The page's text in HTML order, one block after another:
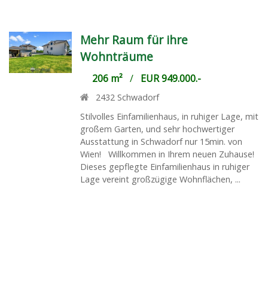
Mehr Raum für ihre
Wohnträume
206 m²/ EUR 949.000.-
2432 Schwadorf
Stilvolles Einfamilienhaus, in ruhiger Lage, mit
großem Garten, und sehr hochwertiger
Ausstattung in Schwadorf nur 15min. von
Wien! Willkommen in Ihrem neuen Zuhause!
Dieses gepflegte Einfamilienhaus in ruhiger
Lage vereint großzügige Wohnflächen, ...